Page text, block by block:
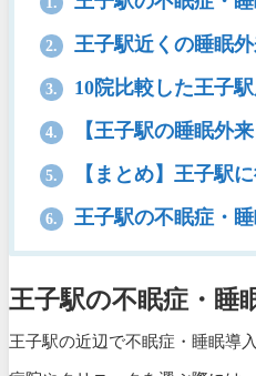
2. 王子駅近くの睡眠
3. 10院比較した王子
4. 【王子駅の睡眠外
5. 【まとめ】王子駅
6. 王子駅の不眠症・
王子駅の不眠症・睡
王子駅の近辺で不眠症・睡眠導